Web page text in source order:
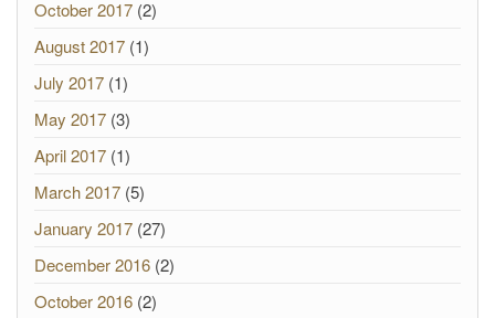
October 2017 (2)
August 2017 (1)
July 2017 (1)
May 2017 (3)
April 2017 (1)
March 2017 (5)
January 2017 (27)
December 2016 (2)
October 2016 (2)